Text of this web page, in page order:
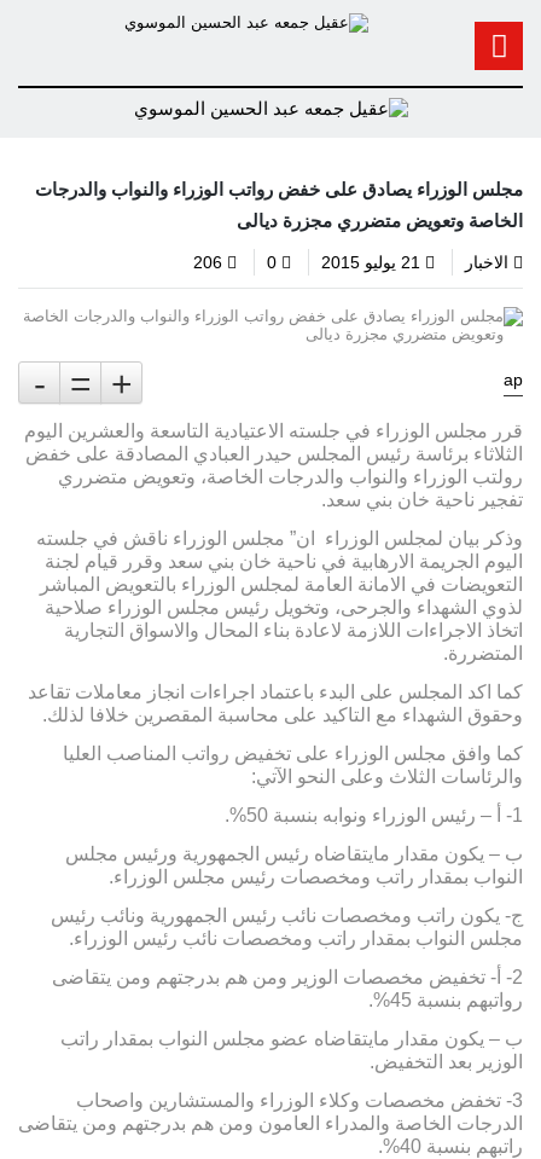
مجلس الوزراء يصادق على خفض رواتب الوزراء والنواب والدرجات
الخاصة وتعويض متضرري مجزرة ديالى
الاخبار
ap
+
=
-
قرر مجلس الوزراء في جلسته الاعتيادية التاسعة والعشرين اليوم
الثلاثاء برئاسة رئيس المجلس حيدر العبادي المصادقة على خفض
رولتب الوزراء والنواب والدرجات الخاصة، وتعويض متضرري
تفجير ناحية خان بني سعد.
وذكر بيان لمجلس الوزراء ان” مجلس الوزراء ناقش في جلسته
اليوم الجريمة الارهابية في ناحية خان بني سعد وقرر قيام لجنة
التعويضات في الامانة العامة لمجلس الوزراء بالتعويض المباشر
لذوي الشهداء والجرحى، وتخويل رئيس مجلس الوزراء صلاحية
اتخاذ الاجراءات اللازمة لاعادة بناء المحال والاسواق التجارية
المتضررة.
كما اكد المجلس على البدء باعتماد اجراءات انجاز معاملات تقاعد
وحقوق الشهداء مع التاكيد على محاسبة المقصرين خلافا لذلك.
كما وافق مجلس الوزراء على تخفيض رواتب المناصب العليا
والرئاسات الثلاث وعلى النحو الآتي:
1- أ – رئيس الوزراء ونوابه بنسبة 50%.
ب – يكون مقدار مايتقاضاه رئيس الجمهورية ورئيس مجلس
النواب بمقدار راتب ومخصصات رئيس مجلس الوزراء.
ج- يكون راتب ومخصصات نائب رئيس الجمهورية ونائب رئيس
مجلس النواب بمقدار راتب ومخصصات نائب رئيس الوزراء.
2- أ- تخفيض مخصصات الوزير ومن هم بدرجتهم ومن يتقاضى
رواتبهم بنسبة 45%.
ب – يكون مقدار مايتقاضاه عضو مجلس النواب بمقدار راتب
الوزير بعد التخفيض.
3- تخفض مخصصات وكلاء الوزراء والمستشارين واصحاب
الدرجات الخاصة والمدراء العامون ومن هم بدرجتهم ومن يتقاضى
راتبهم بنسبة 40%.